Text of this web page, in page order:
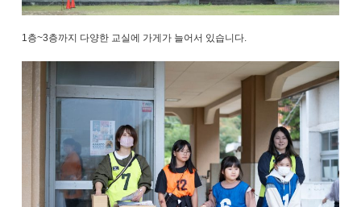
1층~3층까지 다양한 교실에 가게가 늘어서 있습니다.